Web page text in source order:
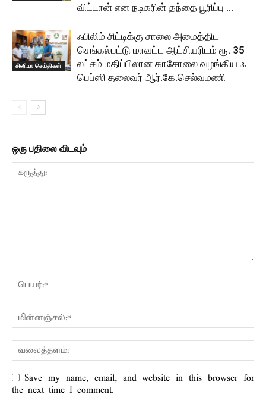
விட்டான் என நடிகரின் தந்தை பூரிப்பு …
சினிமா செய்திகள்
ஃபிலிம் சிட்டிக்கு சாலை அமைத்திட
செங்கல்பட்டு மாவட்ட ஆட்சியரிடம் ரூ. 35
லட்சம் மதிப்பிலான காசோலை வழங்கிய ஃ
பெப்ஸி தலைவர் ஆர்.கே.செல்வமணி
ஒரு பதிலை விடவும்
Save my name, email, and website in this browser for
the next time I comment.